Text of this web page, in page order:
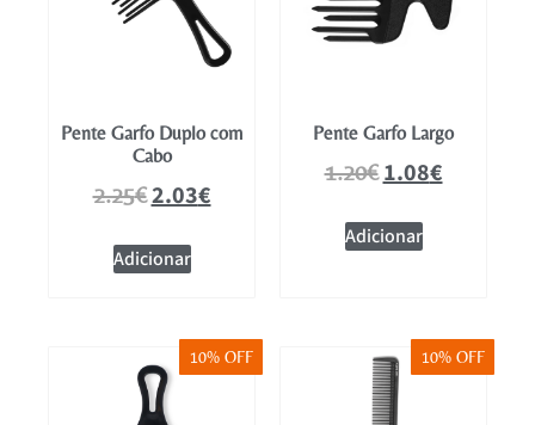
Pente Garfo Duplo com
Cabo
2.25€2.03€
Adicionar
Pente Garfo Largo
1.20€1.08€
Adicionar
10% OFF 10% OFF